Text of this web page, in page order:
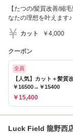
【たつの/髪質改善/縮
なたの理想を叶えます♪
カット ￥4,000
クーポン
全員
【人気】カット＋髪質
￥16500→￥15400
￥15,400
Luck Field 龍野西